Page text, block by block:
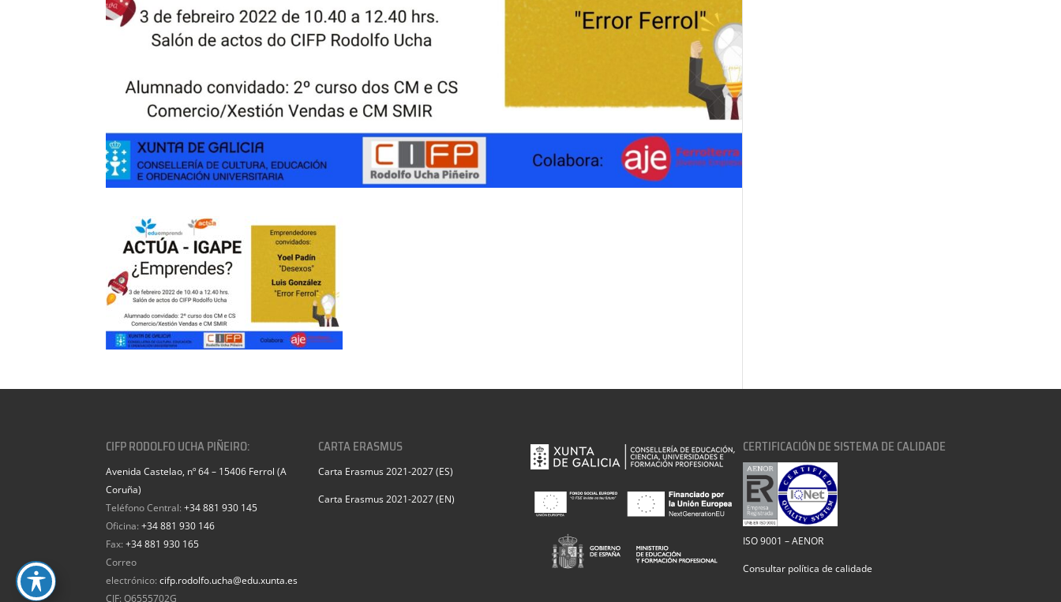
CIFP RODOLFO UCHA PIÑEIRO:
Avenida Castelao, nº 64 – 15406 Ferrol (A
Coruña)
Teléfono Central:+34 881 930 145
Oficina:+34 881 930 146
Fax:+34 881 930 165
Correo
electrónico:cifp.rodolfo.ucha@edu.xunta.es
CIF: Q6555702G
CARTA ERASMUS
Carta Erasmus 2021-2027 (ES)
Carta Erasmus 2021-2027 (EN)
CERTIFICACIÓN DE SISTEMA DE CALIDADE
ISO 9001 – AENOR
Consultar política de calidade